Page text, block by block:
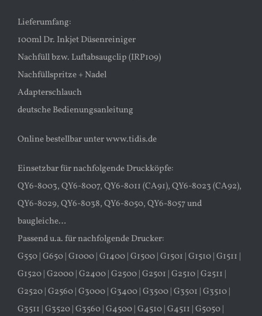
Lieferumfang:
100ml Dr. Inkjet Düsenreiniger
Nachfüll bzw. Luftabsaugclip (IRP109)
Nachfüllspritze + Nadel
Adapterschlauch
deutsche Bedienungsanleitung
Online bestellbar unter www.tidis.de
Einsetzbar für nachfolgende Druckköpfe:
QY6-8003, QY6-8007, QY6-8011 (CA91), QY6-8023 (CA92),
QY6-8029, QY6-8038, QY6-8050, QY6-8057 und
baugleiche…
Passend u.a. für nachfolgende Drucker:
G550 | G650 | G1000 | G1400 | G1500 | G1501 | G1510 | G1511 |
G1520 | G2000 | G2400 | G2500 | G2501 | G2510 | G2511 |
G2520 | G2560 | G3000 | G3400 | G3500 | G3501 | G3510 |
G3511 | G3520 | G3560 | G4500 | G4510 | G4511 | G5050 |